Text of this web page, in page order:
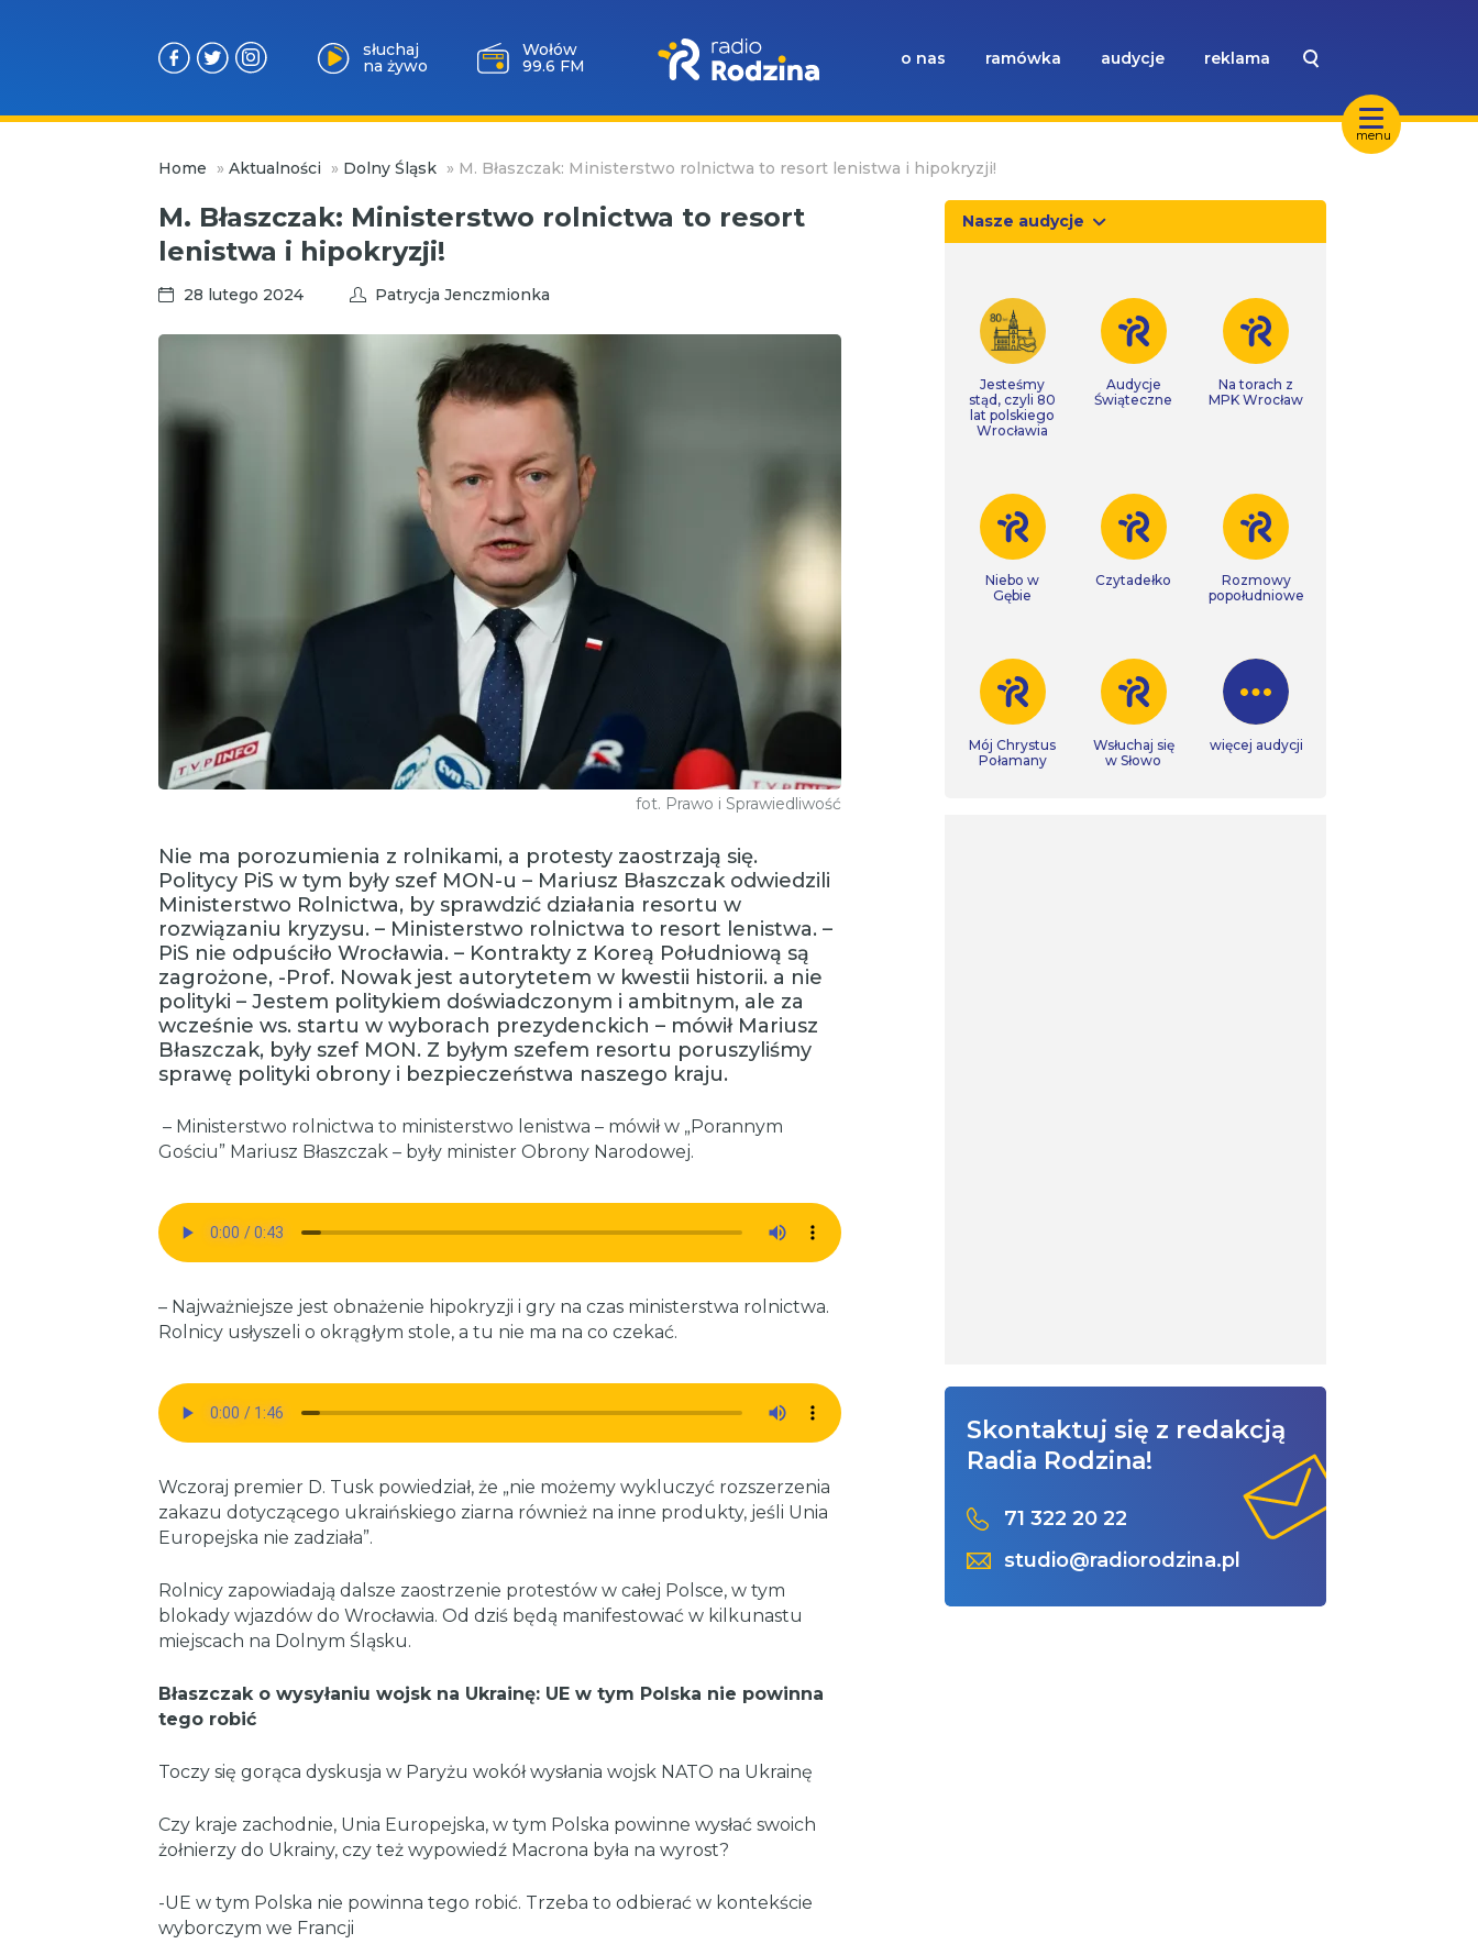
menu
słuchaj
na żywo
Milicz
88.5 FM
o nas ramówka audycje reklama
Home » Aktualności » Dolny Śląsk » M. Błaszczak: Ministerstwo rolnictwa to resort lenistwa i hipokryzji!
M. Błaszczak: Ministerstwo rolnictwa to resort
lenistwa i hipokryzji!
28 lutego 2024 Patrycja Jenczmionka
fot. Prawo i Sprawiedliwość
Nie ma porozumienia z rolnikami, a protesty zaostrzają się.
Politycy PiS w tym były szef MON-u – Mariusz Błaszczak odwiedzili
Ministerstwo Rolnictwa, by sprawdzić działania resortu w
rozwiązaniu kryzysu. – Ministerstwo rolnictwa to resort lenistwa. –
PiS nie odpuściło Wrocławia. – Kontrakty z Koreą Południową są
zagrożone, -Prof. Nowak jest autorytetem w kwestii historii. a nie
polityki – Jestem politykiem doświadczonym i ambitnym, ale za
wcześnie ws. startu w wyborach prezydenckich – mówił Mariusz
Błaszczak, były szef MON. Z byłym szefem resortu poruszyliśmy
sprawę polityki obrony i bezpieczeństwa naszego kraju.
– Ministerstwo rolnictwa to ministerstwo lenistwa – mówił w „Porannym
Gościu” Mariusz Błaszczak – były minister Obrony Narodowej.
– Najważniejsze jest obnażenie hipokryzji i gry na czas ministerstwa rolnictwa.
Rolnicy usłyszeli o okrągłym stole, a tu nie ma na co czekać.
Wczoraj premier D. Tusk powiedział, że „nie możemy wykluczyć rozszerzenia
zakazu dotyczącego ukraińskiego ziarna również na inne produkty, jeśli Unia
Europejska nie zadziała”.
Rolnicy zapowiadają dalsze zaostrzenie protestów w całej Polsce, w tym
blokady wjazdów do Wrocławia. Od dziś będą manifestować w kilkunastu
miejscach na Dolnym Śląsku.
Błaszczak o wysyłaniu wojsk na Ukrainę: UE w tym Polska nie powinna
tego robić
Toczy się gorąca dyskusja w Paryżu wokół wysłania wojsk NATO na Ukrainę
Czy kraje zachodnie, Unia Europejska, w tym Polska powinne wysłać swoich
żołnierzy do Ukrainy, czy też wypowiedź Macrona była na wyrost?
-UE w tym Polska nie powinna tego robić. Trzeba to odbierać w kontekście
wyborczym we Francji
Nasze audycje
Jesteśmy
stąd, czyli 80
lat polskiego
Wrocławia
Audycje
Świąteczne
Na torach z
MPK Wrocław
Niebo w
Gębie
Czytadełko
Rozmowy
popołudniowe
Mój Chrystus
Połamany
Wsłuchaj się
w Słowo
więcej audycji
Skontaktuj się z redakcją
Radia Rodzina!
71 322 20 22
studio@radiorodzina.pl